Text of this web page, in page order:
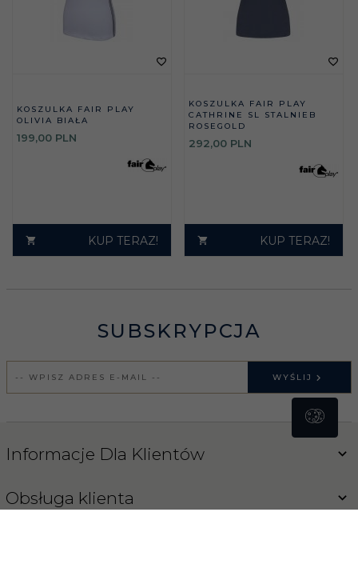
KOSZULKA FAIR PLAY
OLIVIA BIAŁA
199,00 PLN
KUP TERAZ!
KOSZULKA FAIR PLAY
CATHRINE SL STALNIEB
ROSEGOLD
292,00 PLN
KUP TERAZ!
SUBSKRYPCJA
WYŚLIJ
Informacje Dla Klientów
Obsługa klienta